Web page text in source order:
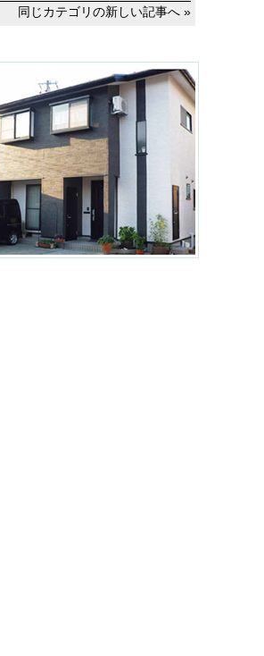
同じカテゴリの新しい記事へ »